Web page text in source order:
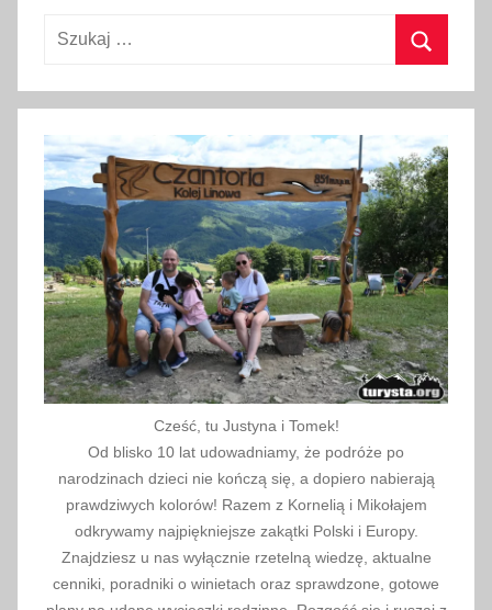
i
2
0
1
Szukaj:
Cześć, tu Justyna i Tomek!
Od blisko 10 lat udowadniamy, że podróże po
narodzinach dzieci nie kończą się, a dopiero nabierają
prawdziwych kolorów! Razem z Kornelią i Mikołajem
odkrywamy najpiękniejsze zakątki Polski i Europy.
Znajdziesz u nas wyłącznie rzetelną wiedzę, aktualne
cenniki, poradniki o winietach oraz sprawdzone, gotowe